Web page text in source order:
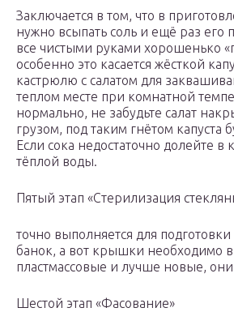
Заключается в том, что в
нужно всыпать соль и ещё раз его
все чистыми руками хорошенько
особенно это касается жёсткой
кастрюлю с салатом для
теплом месте при комнатной
нормально, не забудьте салат
грузом, под таким гнётом капуста
Если сока недостаточно долейте
тёплой воды.
Пятый этап «Стерилизация
точно выполняется для
банок, а вот крышки необходимо
пластмассовые и лучше новые,
Шестой этап «Фасование»